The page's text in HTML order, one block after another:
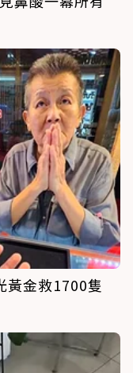
黃金救1700隻